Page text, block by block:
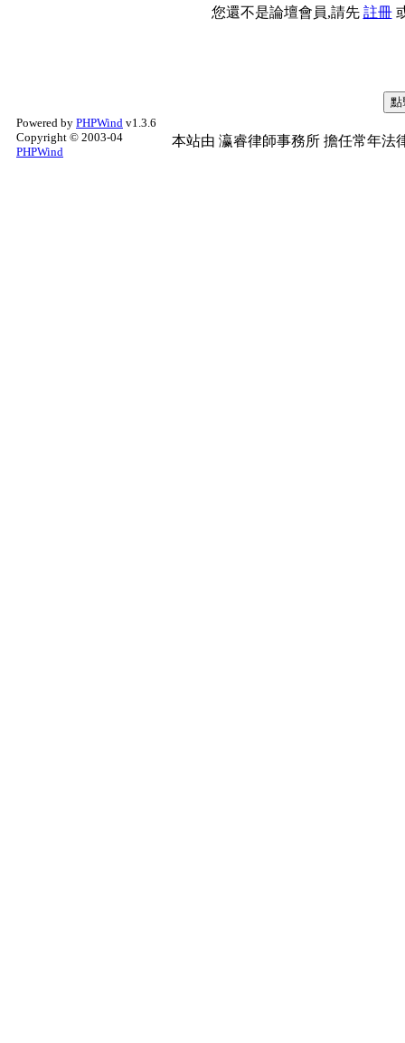
您還不是論壇會員,請先 註冊
Powered by PHPWind v1.3.6
Copyright © 2003-04
PHPWind
本站由 瀛睿律師事務所 擔任常年法